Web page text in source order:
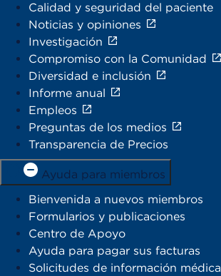
Calidad y seguridad del paciente
Noticias y opiniones
Investigación
Compromiso con la Comunidad
Diversidad e inclusión
Informe anual
Empleos
Preguntas de los medios
Transparencia de Precios
Ayuda para miembros
Bienvenida a nuevos miembros
Formularios y publicaciones
Centro de Apoyo
Ayuda para pagar sus facturas
Solicitudes de información médica